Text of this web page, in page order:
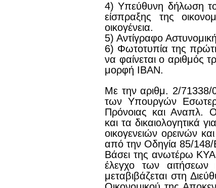
4) Υπεύθυνη δήλωση
είσπραξης της
οικογένεια.
5) Αντίγραφο
6) Φωτοτυπία της
να φαίνεται ο αριθμός
μορφή ΙΒΑΝ.
Με την αριθμ. 2/
των Υπουργών
Πρόνοιας και Αναπλ.
και τα δικαιολογητικά
οικογενειών ορεινών
από την Οδηγία 85/
Βάσει της ανωτέρω
έλεγχο των αιτήσεων
μεταβιβάζεται στη